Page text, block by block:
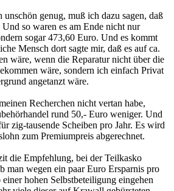
unschön genug, muß ich dazu sagen, daß
so waren es am Ende nicht nur
sogar 473,60 Euro. Und es kommt
Mensch dort sagte mir, daß es auf ca.
wäre, wenn die Reparatur nicht über die
wäre, sondern ich einfach Privat
angetanzt wäre.
Recherchen nicht vertan habe,
rund 50,- Euro weniger. Und
zig-tausende Scheiben pro Jahr. Es wird
zum Premiumpreis abgerechnet.
die Empfehlung, bei der Teilkasko
man wegen ein paar Euro Ersparnis pro
hohen Selbstbeteiligung eingehen